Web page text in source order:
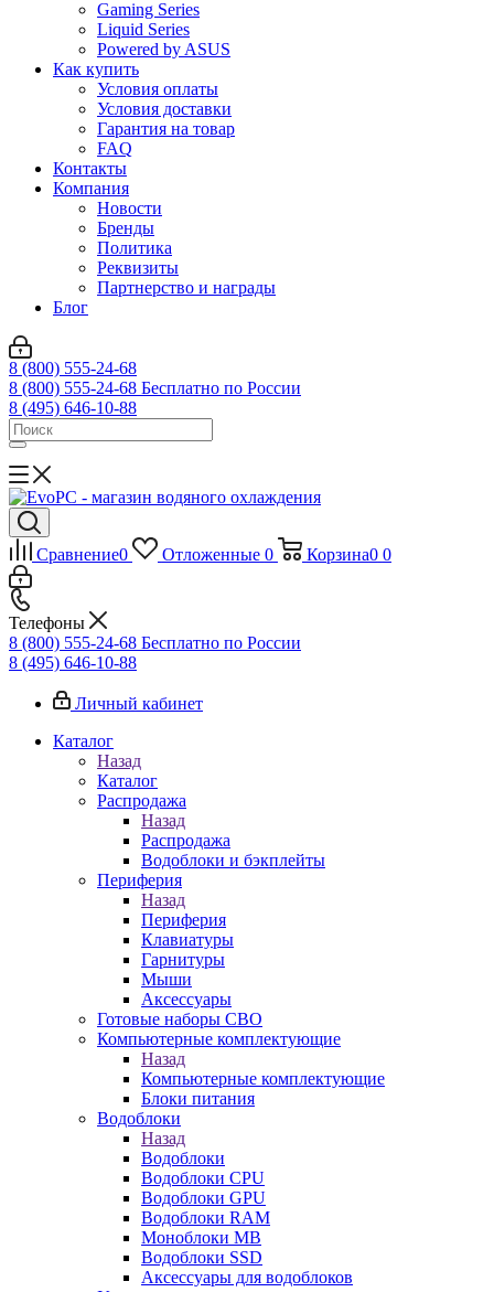
Gaming Series
Liquid Series
Powered by ASUS
Как купить
Условия оплаты
Условия доставки
Гарантия на товар
FAQ
Контакты
Компания
Новости
Бренды
Политика
Реквизиты
Партнерство и награды
Блог
8 (800) 555-24-68
8 (800) 555-24-68 Бесплатно по России
8 (495) 646-10-88
Сравнение0 Отложенные 0 Корзина0 0
Телефоны
8 (800) 555-24-68 Бесплатно по России
8 (495) 646-10-88
Личный кабинет
Каталог
Назад
Каталог
Распродажа
Назад
Распродажа
Водоблоки и бэкплейты
Периферия
Назад
Периферия
Клавиатуры
Гарнитуры
Мыши
Аксессуары
Готовые наборы СВО
Компьютерные комплектующие
Назад
Компьютерные комплектующие
Блоки питания
Водоблоки
Назад
Водоблоки
Водоблоки CPU
Водоблоки GPU
Водоблоки RAM
Моноблоки MB
Водоблоки SSD
Аксессуары для водоблоков